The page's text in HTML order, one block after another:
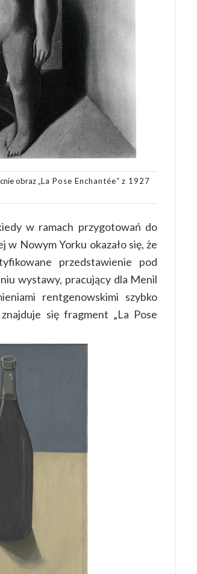
obraz „La Pose Enchantée” z 1927
w ramach przygotowań do
Nowym Yorku okazało się, że
przedstawienie pod
wystawy, pracujący dla Menil
rentgenowskimi szybko
się fragment „La Pose